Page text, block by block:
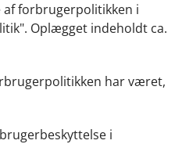
forbrugerpolitikken i
Oplægget indeholdt ca.
har været,
i